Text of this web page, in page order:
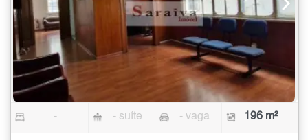
- - suíte - vaga 196 m²